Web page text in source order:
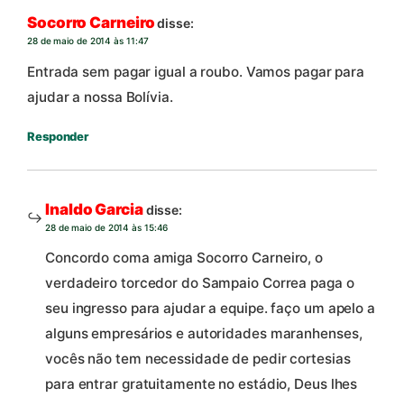
Socorro Carneirodisse:
28 de maio de 2014 às 11:47
Entrada sem pagar igual a roubo. Vamos pagar para
ajudar a nossa Bolívia.
Responder
Inaldo Garciadisse:
28 de maio de 2014 às 15:46
Concordo coma amiga Socorro Carneiro, o
verdadeiro torcedor do Sampaio Correa paga o
seu ingresso para ajudar a equipe. faço um apelo a
alguns empresários e autoridades maranhenses,
vocês não tem necessidade de pedir cortesias
para entrar gratuitamente no estádio, Deus lhes